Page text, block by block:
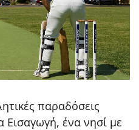
παραδόσεις
Εισαγωγή, ένα νησί με